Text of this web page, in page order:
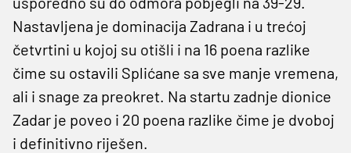
Nastavljena je dominacija Zadrana i u trećoj
četvrtini u kojoj su otišli i na 16 poena razlike
čime su ostavili Splićane sa sve manje vremena,
ali i snage za preokret. Na startu zadnje dionice
Zadar je poveo i 20 poena razlike čime je dvoboj
i definitivno riješen.